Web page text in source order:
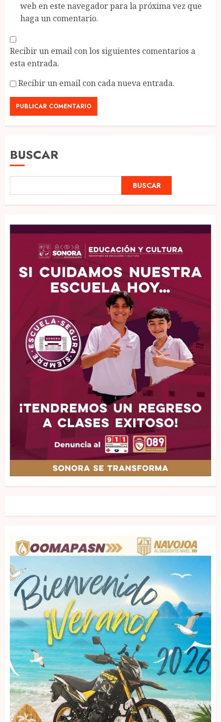
web en este navegador para la próxima vez que
haga un comentario.
Recibir un email con los siguientes comentarios a
esta entrada.
Recibir un email con cada nueva entrada.
BUSCAR
BUSCAR